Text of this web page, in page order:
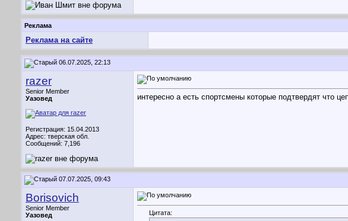
Реклама
Реклама на сайте
06.07.2025, 22:13
razer
Senior Member
Уазовед
Регистрация: 15.04.2013
Адрес: тверская обл.
Сообщений: 7,196
интересно а есть спортсмены которые подтвердят что
07.07.2025, 09:43
Borisovich
Senior Member
Уазовед
Цитата: